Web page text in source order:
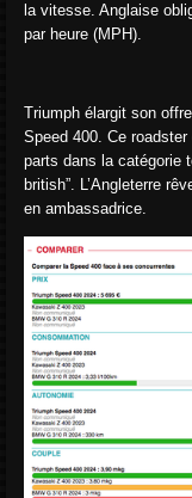
la vitesse. Anglaise
par heure (MPH).
Triumph élargit son
Speed 400. Ce
parts dans la catégorie
british”. L’Angleterre
en ambassadrice.